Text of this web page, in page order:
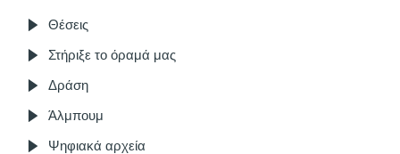
Θέσεις
Στήριξε το όραμά μας
Δράση
Άλμπουμ
Ψηφιακά αρχεία